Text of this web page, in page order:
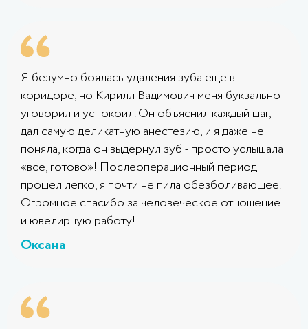
Я безумно боялась удаления зуба еще в
коридоре, но Кирилл Вадимович меня буквально
уговорил и успокоил. Он объяснил каждый шаг,
дал самую деликатную анестезию, и я даже не
поняла, когда он выдернул зуб - просто услышала
«все, готово»! Послеоперационный период
прошел легко, я почти не пила обезболивающее.
Огромное спасибо за человеческое отношение
и ювелирную работу!
Оксана